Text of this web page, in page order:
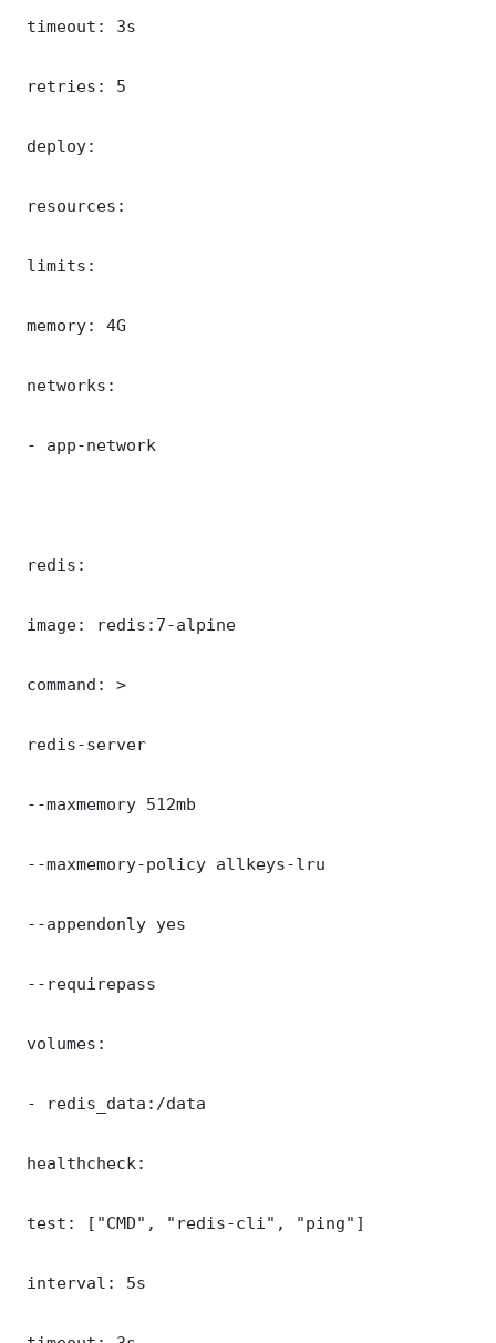
timeout: 3s
retries: 5
deploy:
resources:
limits:
memory: 4G
networks:
- app-network
redis:
image: redis:7-alpine
command: >
redis-server
--maxmemory 512mb
--maxmemory-policy allkeys-lru
--appendonly yes
--requirepass
volumes:
- redis_data:/data
healthcheck:
test: ["CMD", "redis-cli", "ping"]
interval: 5s